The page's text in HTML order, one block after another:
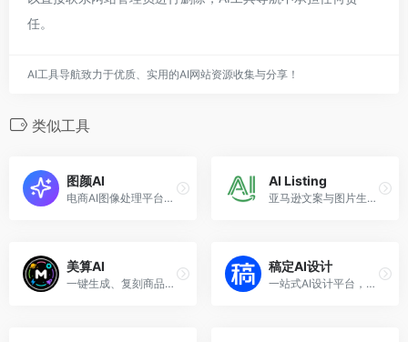
任。
AI工具导航致力于优质、实用的AI网站资源收集与分享！
类似工具
图颜AI
电商AI图像处理平台，支持提取印花、电商套图、AI修图、Nano Banana、高清修复等。
AI Listing
亚马逊文案与图片生成专家
美算AI
一键生成、复刻商品主图、详情页与带货视频
稿定AI设计
一站式AI设计平台，全面的图片处理、设计工具。